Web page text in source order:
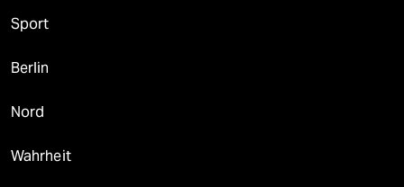
Sport
Berlin
Nord
Wahrheit